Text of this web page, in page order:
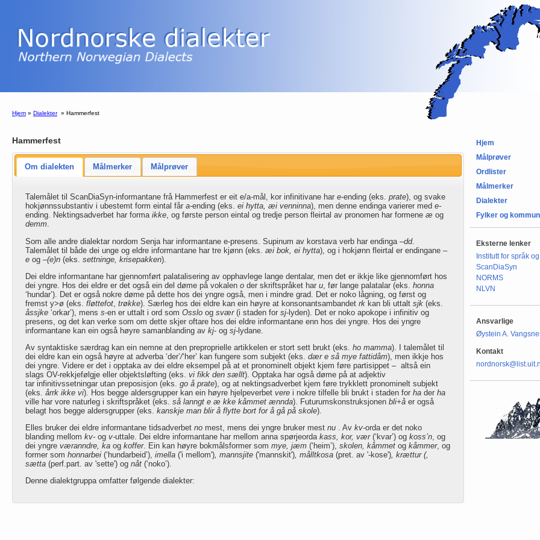
Hjem » Dialekter » Hammerfest
Hammerfest
Om dialekten Målmerker Målprøver
Talemålet til ScanDiaSyn-informantane frå Hammerfest er eit e/a-mål, kor infinitivane hare-ending (eks.prate), og svake
hokjønnssubstantiv i ubestemt form eintal fåra-ending (eks.ei hytta, æi venninna), men denne endinga varierer mede-
ending. Nektingsadverbet har formaikke, og første person eintal og tredje person fleirtal av pronomen har formeneæog
demm.
Som alle andre dialektar nordom Senja har informantane e-presens. Supinum av korstava verb har endinga–dd.
Talemålet til både dei unge og eldre informantane har tre kjønn (eks.æi bok, ei hytta), og i hokjønn fleirtal er endingane–
e og–(e)n (eks.settninge, krisepakken).
Dei eldre informantane har gjennomført palatalisering av opphavlege lange dentalar, men det er ikkje like gjennomført hos
dei yngre. Hos dei eldre er det også ein del døme på vokaleno der skriftspråket haru , før lange palatalar (eks.honna
‘hundar’). Det er også nokre døme på dette hos dei yngre også, men i mindre grad. Det er noko lågning, og først og
fremst y>ø (eks.fløttefot ,trøkke). Særleg hos dei eldre kan ein høyre at konsonantsambandetrk kan bli uttaltsjk (eks.
åssjke ‘orkar’), menss-en er uttalt i ord somOssloogsvær(i staden forsj-lyden). Det er noko apokope i infinitiv og
presens, og det kan verke som om dette skjer oftare hos dei eldre informantane enn hos dei yngre. Hos dei yngre
informantane kan ein også høyre samanblanding avkj- ogsj-lydane.
Av syntaktiske særdrag kan ein nemne at den preproprielle artikkelen er stort sett brukt (eks.ho mamma). I talemålet til
dei eldre kan ein også høyre at adverba ‘der’/‘her’ kan fungere som subjekt (eks.dær e så mye fattidåm), men ikkje hos
dei yngre. Videre er det i opptaka av dei eldre eksempel på at et pronominelt objekt kjem føre partisippet ­– altså ein
slags OV-rekkjefølgje eller objektsløfting (eks.vi fikk den sællt). Opptaka har også døme på at adjektiv
tar infinitivssetningar utan preposisjon (eks.go å prate), og at nektingsadverbet kjem føre trykklett pronominelt subjekt
(eks.årrk ikke vi). Hos begge aldersgrupper kan ein høyre hjelpeverbetvere i nokre tilfelle bli brukt i staden forha derha
ville har vore naturleg i skriftspråket (eks.så lanngt e æ kke kåmmet ænnda). Futurumskonstruksjonenbli+åer også
belagt hos begge aldersgrupper (eks.kanskje man blir å flytte bort for å gå på skole).
Elles bruker dei eldre informantane tidsadverbetno mest, mens dei yngre bruker mestnu . Avkv-orda er det noko
blanding mellomkv- ogv-uttale. Dei eldre informantane har mellom anna spørjeordakass, kor, vær(‘kvar’) ogkoss’n, og
dei yngreværanndre, kaog koffer. Ein kan høyre bokmålsformer sommye, jæm(‘heim’),skolen, kåmmet og kåmmer, og
former somhonnarbei(‘hundarbeid’),imella('i mellom'), mannsjite('mannskit'), målltkosa(pret. av '-kose'), krættur (,
sætta(perf.part. av 'sette') ognåt(‘noko’).
Denne dialektgruppa omfatter følgende dialekter:
Hjem
Målprøver
Ordlister
Målmerker
Dialekter
Fylker og
Eksterne lenker
Institutt for språk
ScanDiaSyn
NORMS
NLVN
Ansvarlige
Øystein A.
Kontakt